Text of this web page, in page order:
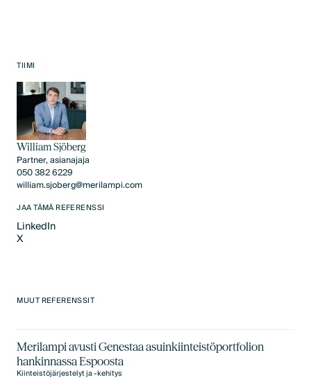
TIIMI
William Sjöberg
Partner, asianajaja
050 382 6229
william.sjoberg@merilampi.com
JAA TÄMÄ REFERENSSI
LinkedIn
LinkedIn
X
MUUT REFERENSSIT
Merilampi avusti Genestaa asuinkiinteistöportfolion
hankinnassa Espoosta
Kiinteistöjärjestelyt ja -kehitys